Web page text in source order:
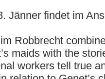
Jänner findet im
Robbrecht
maids with the
workers tell true